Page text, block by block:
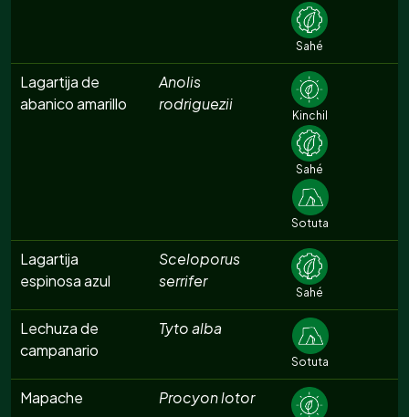
Sahé
Lagartija de
abanico amarillo
Anolis
rodriguezii
Kinchil
Sahé
Sotuta
Lagartija
espinosa azul
Sceloporus
serrifer
Sahé
Lechuza de
campanario
Tyto alba
Sotuta
Mapache Procyon lotor